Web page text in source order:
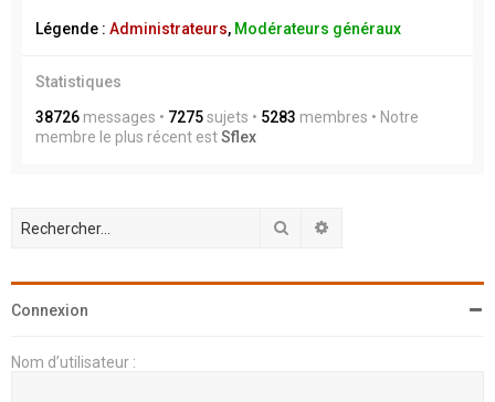
Légende : Administrateurs, Modérateurs généraux
Statistiques
38726 messages • 7275sujets • 5283 membres • Notre
membre le plus récent estSflex
Rechercher
Connexion
Nom d’utilisateur :